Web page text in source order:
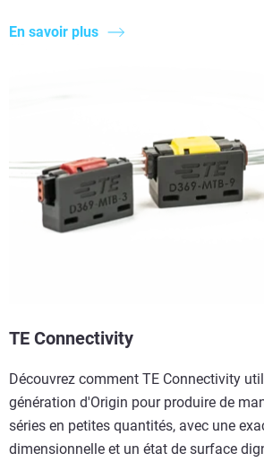
En savoir plus
TE Connectivity
Découvrez comment TE Connectivity
génération d'Origin pour produire de
séries en petites quantités, avec une
dimensionnelle et un état de surface